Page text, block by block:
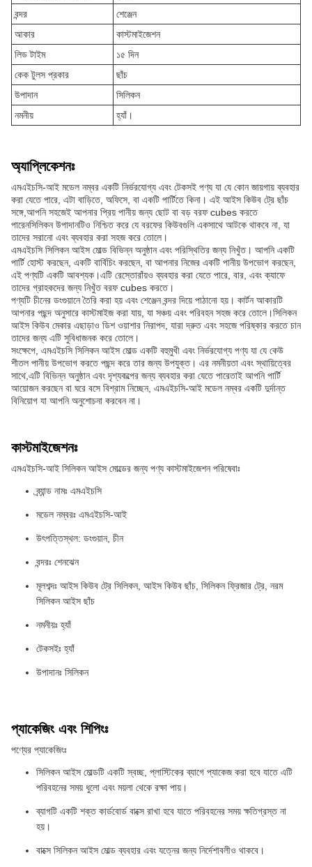
বন্দর
শেঞ্জেন
আকার
কাস্টমাইজেশন
লিড টাইম
১৫ দিন
কেক টুলস প্রকার
ছাঁচ
উপাদান
সিলিকন
নমনীয়
হ্যাঁ।
অ্যাপ্লিকেশনঃ
এমএইচসি-আই মডেল নম্বর একটি নির্ভরযোগ্য এবং টেকসই পণ্য যা যে কোন জায়গায় ব্যবহার
করা যেতে পারে, এটা বাড়িতে, অফিসে, বা একটি পার্টিতে কিনা। এই আইস কিউব ট্রে ছাঁচ
সঙ্গে,আপনি সহজেই আপনার প্রিয় পানীয় জন্য ছোট বা বড় বরফ cubes করতে
পারেনসিলিকন উপাদানটিও নিশ্চিত করে যে বরফের কিউবগুলি একসাথে আটকে থাকবে না, যা
তাদের সরানো এবং ব্যবহার করা সহজ করে তোলে।
এমএইচসি সিলিকন আইস মোল্ড বিভিন্ন অনুষ্ঠান এবং পরিস্থিতির জন্য নিখুঁত। আপনি একটি
পার্টি হোস্ট করছেন, একটি বার্বিচিং করছেন, বা আপনার নিজের একটি পানীয় উপভোগ করছেন,
এই পণ্যটি একটি আবশ্যক।এটি রেস্তোরাঁয়ও ব্যবহার করা যেতে পারে, বার, এবং ক্যাফে
তাদের গ্রাহকদের জন্য নিখুঁত বরফ cubes করতে।
পণ্যটি চীনের ডংগুয়ানে তৈরি করা হয় এবং শেঞ্জেন বন্দর দিয়ে পাঠানো হয়। কার্টন আকারটি
আপনার পছন্দ অনুসারে কাস্টমাইজ করা যায়, যা সঞ্চয় এবং পরিবহন সহজ করে তোলে।সিলিকন
আইস কিউব মেকার এছাড়াও ডিশ ওয়াশার নিরাপদ, যারা দ্রুত এবং সহজে পরিষ্কার করতে চান
তাদের জন্য এটি সুবিধাজনক করে তোলে।
সংক্ষেপে, এমএইচসি সিলিকন আইস মোল্ড একটি বহুমুখী এবং নির্ভরযোগ্য পণ্য যা যে কেউ
শীতল পানীয় উপভোগ করতে পছন্দ করে তার জন্য উপযুক্ত। এর নমনীয়তা এবং স্থায়িত্বের
সাথে,এটি বিভিন্ন অনুষ্ঠান এবং দৃশ্যকল্পের জন্য ব্যবহার করা যেতে পারেতাই আপনি পার্টি
আয়োজন করছেন বা ঘরে বসে বিশ্রাম নিচ্ছেন, এমএইচসি-আই মডেল নম্বর একটি দুর্দান্ত
বিনিয়োগ যা আপনি অনুশোচনা করবেন না।
কাস্টমাইজেশনঃ
এমএইচসি-আই সিলিকন আইস মোল্ডের জন্য পণ্য কাস্টমাইজেশন পরিষেবাঃ
ব্র্যান্ড নামঃ এমএইচসি
মডেল নম্বরঃ এমএইচসি-আই
উৎপত্তিস্থল: ডংগুয়ান, চীন
বন্দরঃ শেনঝেন
মূলশব্দঃ আইস কিউব ট্রে সিলিকন, আইস কিউব ছাঁচ, সিলিকন ফ্রিজার ট্রে, নরম
সিলিকন আইস ছাঁচ
নমনীয়ঃ হ্যাঁ
টেকসইঃ হ্যাঁ
উপাদানঃ সিলিকন
প্যাকেজিং এবং শিপিংঃ
পণ্যের প্যাকেজিংঃ
সিলিকন আইস মোল্ডটি একটি স্বচ্ছ, প্লাস্টিকের ব্যাগে প্যাকেজ করা হবে যাতে এটি
পরিবহনের সময় ধুলো এবং ময়লা থেকে রক্ষা পায়।
ব্যাগটি একটি শক্ত কার্ডবোর্ড বাক্সে রাখা হবে যাতে পরিবহনের সময় ক্ষতিগ্রস্ত না
হয়।
বাক্সে সিলিকন আইস মোল্ড ব্যবহার এবং যত্নের জন্য নির্দেশাবলীও থাকবে।